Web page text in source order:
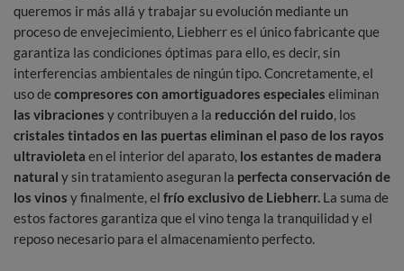
queremos ir más allá y trabajar su evolución mediante un
proceso de envejecimiento, Liebherr es el único fabricante que
garantiza las condiciones óptimas para ello, es decir, sin
interferencias ambientales de ningún tipo. Concretamente, el
uso de compresores con amortiguadores especiales eliminan
las vibraciones y contribuyen a la reducción del ruido, los
cristales tintados en las puertas eliminan el paso de los rayos
ultravioleta en el interior del aparato, los estantes de madera
natural y sin tratamiento aseguran la perfecta conservación de
los vinos y finalmente, el frío exclusivo de Liebherr. La suma de
estos factores garantiza que el vino tenga la tranquilidad y el
reposo necesario para el almacenamiento perfecto.